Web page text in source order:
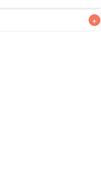
+
べくお早めにお召